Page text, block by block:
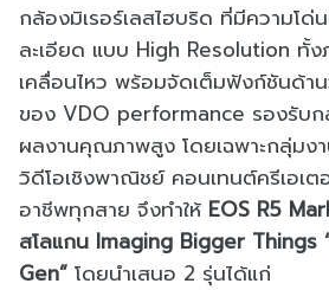
กล้องมิเรอร์เลสไฮบริด ที่มีความโด่น
ละเอียด แบบ High Resolution ทั้
เคลื่อนไหว พร้อมจัดเต็มฟังก์ชันด้า
ของ VDO performance รองรับก
ผลงานคุณภาพสูง โดยเฉพาะกลุ่มง
วิดีโอเชิงพาณิชย์ คอนเทนต์ครีเอเ
อาชีพทุกสาย จึงทำให้ EOS R5
สโลแกน Imaging Bigger Things
Gen” โดยนำเสนอ 2 รุ่นได้แก่